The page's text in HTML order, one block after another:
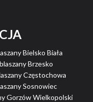
Bielsko Biała
Brzesko
Częstochowa
Sosnowiec
Gorzów Wielkopolski